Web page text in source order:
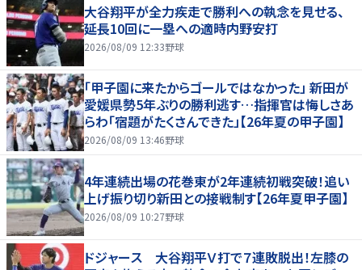
大谷翔平が全力疾走で勝利への執念を見せる、
延長10回に一塁への適時内野安打
2026/08/09 12:33野球
「甲子園に来たからゴールではなかった」 新田が
愛媛県勢5年ぶりの勝利逃す…指揮官は悔しさあ
らわ「宿題がたくさんできた」【26年夏の甲子園】
2026/08/09 13:46野球
4年連続出場の花巻東が2年連続初戦突破！追い
上げ振り切り新田との接戦制す【26年夏甲子園】
2026/08/09 10:27野球
ドジャース 大谷翔平Ｖ打で７連敗脱出！左膝の